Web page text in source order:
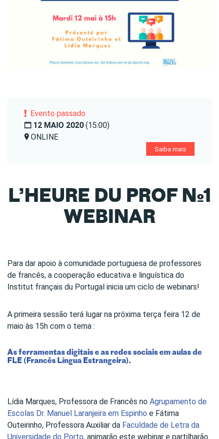
Evento passado
12 MAIO 2020 (15:00)
ONLINE
Saiba mais
L’HEURE DU PROF Nº1
WEBINAR
Para dar apoio à comunidade portuguesa de professores
de francês, a cooperação educativa e linguística do
Institut français du Portugal inicia um ciclo de webinars!
A primeira sessão terá lugar na próxima terça feira 12 de
maio às 15h com o tema :
As ferramentas digitais e as redes sociais em aulas de
FLE (Francês Língua Estrangeira).
Lídia Marques, Professora de Francês no Agrupamento de
Escolas Dr. Manuel Laranjeira em Espinho e Fátima
Outeirinho, Professora Auxiliar da Faculdade de Letra da
Universidade do Porto, animarão este webinar e partilharão